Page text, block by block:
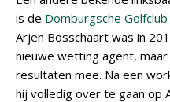
is de Domburgsche Golfclub
Arjen Bosschaart was in
nieuwe wetting agent,
resultaten mee. Na een
hij volledig over te gaan op